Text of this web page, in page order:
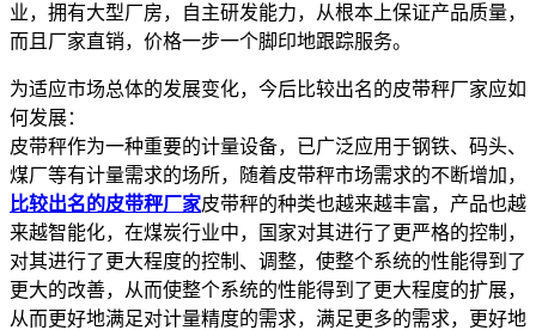
业，拥有大型厂房，自主研发能力，从根本上保证产品质量，
而且厂家直销，价格一步一个脚印地跟踪服务。
为适应市场总体的发展变化，今后比较出名的皮带秤厂家应如
何发展：
皮带秤作为一种重要的计量设备，已广泛应用于钢铁、码头、
煤厂等有计量需求的场所，随着皮带秤市场需求的不断增加，
比较出名的皮带秤厂家皮带秤的种类也越来越丰富，产品也越
来越智能化，在煤炭行业中，国家对其进行了更严格的控制，
对其进行了更大程度的控制、调整，使整个系统的性能得到了
更大的改善，从而使整个系统的性能得到了更大程度的扩展，
从而更好地满足对计量精度的需求，满足更多的需求，更好地